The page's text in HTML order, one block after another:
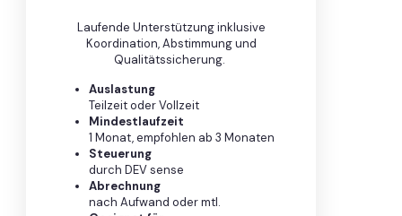
Laufende Unterstützung inklusive
Koordination, Abstimmung und
Qualitätssicherung.
Auslastung
Teilzeit oder Vollzeit
Mindestlaufzeit
1 Monat, empfohlen ab 3 Monaten
Steuerung
durch DEV sense
Abrechnung
nach Aufwand oder mtl.